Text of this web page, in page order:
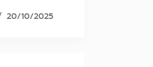
20/10/2025